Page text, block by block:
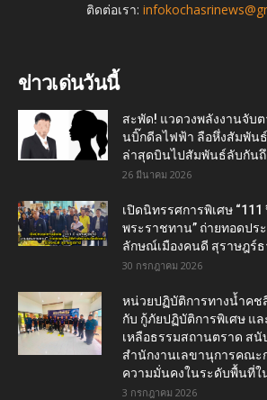
ติดต่อเรา:
ข่าวเด่นวันนี้
สะพัด! แวดวงพลังงานจับต
นบิ๊กดีลไฟฟ้า ลือหึ่งสัมพัน
ล่าสุดบินไปสัมพันธ์ลับกันถึ
26 มีนาคม 2026
เปิดนิทรรศการพิเศษ
พระราชทาน” ถ่ายทอดปร
ลักษณ์เมืองคนดี สุราษฎร์
30 กรกฎาคม 2026
หน่วยปฏิบัติการทางน้ำคช
กับ กู้ภัยปฏิบัติการพิเศษ แ
เหลือธรรมสถานตราด ส
สำนักงานเลขานุการคณะ
ความมั่นคงในระดับพื้นที่ใ
3 กรกฎาคม 2026